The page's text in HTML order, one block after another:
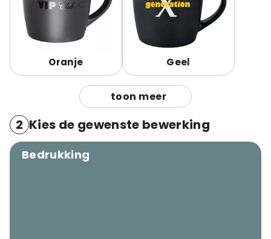
Oranje Geel
toon meer
2 Kies de gewenste bewerking
Bedrukking